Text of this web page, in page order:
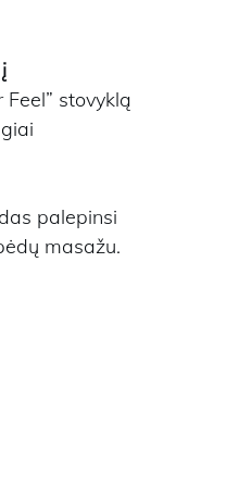
Feel” stovyklą
palepinsi
masažu.